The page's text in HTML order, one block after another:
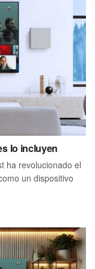
lo incluyen
ha revolucionado el
un dispositivo